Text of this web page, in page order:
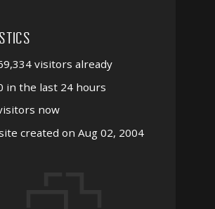
visitors already
in the last 24 hours
now
created on Aug 02, 2004